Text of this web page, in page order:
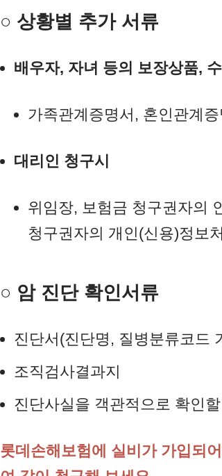
○ 상황별 추가 서류
배우자, 자녀 등의 보장상품,
가족관계증명서, 혼인관계
대리인 청구시
위임장, 보험금 청구권자의
청구권자의 개인(신용)정보
○ 암 진단 확인서류
진단서(진단명, 질병분류코드
조직검사결과지
진단사실을 객관적으로 확인
롯데손해보험에 실비가 가입되